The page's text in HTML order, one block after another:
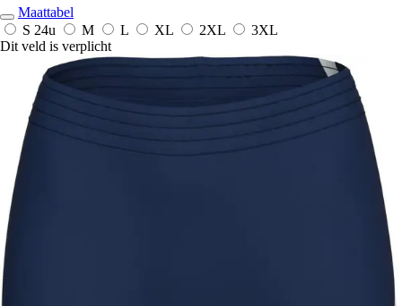
Maattabel
S 24u M L XL 2XL
3XL
Dit veld is verplicht